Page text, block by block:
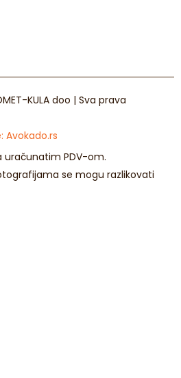
KULA doo | Sva prava
Avokado.rs
uračunatim PDV-om.
se mogu razlikovati